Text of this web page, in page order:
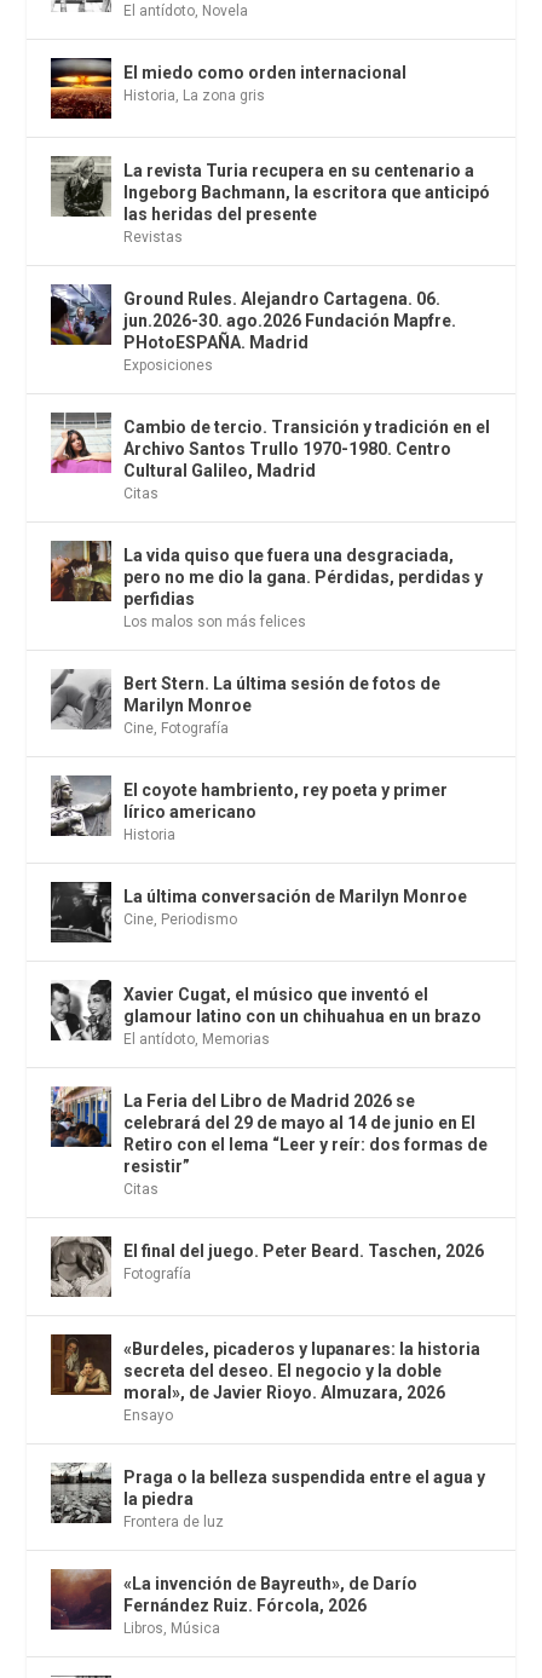
El antídoto Novela
El miedo como orden internacional
Historia La zona gris
La revista Turia recupera en su centenario a
Ingeborg Bachmann, la escritora que anticipó
las heridas del presente
Revistas
Ground Rules. Alejandro Cartagena. 06.
jun.2026-30. ago.2026 Fundación Mapfre.
PHotoESPAÑA. Madrid
Exposiciones
Cambio de tercio. Transición y tradición en el
Archivo Santos Trullo 1970-1980. Centro
Cultural Galileo, Madrid
Citas
La vida quiso que fuera una desgraciada,
pero no me dio la gana. Pérdidas, perdidas y
perfidias
Los malos son más felices
Bert Stern. La última sesión de fotos de
Marilyn Monroe
Cine Fotografía
El coyote hambriento, rey poeta y primer
lírico americano
Historia
La última conversación de Marilyn Monroe
Cine Periodismo
Xavier Cugat, el músico que inventó el
glamour latino con un chihuahua en un brazo
El antídoto Memorias
La Feria del Libro de Madrid 2026 se
celebrará del 29 de mayo al 14 de junio en El
Retiro con el lema “Leer y reír: dos formas de
resistir”
Citas
El final del juego. Peter Beard. Taschen, 2026
Fotografía
«Burdeles, picaderos y lupanares: la historia
secreta del deseo. El negocio y la doble
moral», de Javier Rioyo. Almuzara, 2026
Ensayo
Praga o la belleza suspendida entre el agua y
la piedra
Frontera de luz
«La invención de Bayreuth», de Darío
Fernández Ruiz. Fórcola, 2026
Libros Música